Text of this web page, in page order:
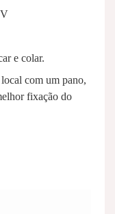
e colar.
com um pano,
fixação do